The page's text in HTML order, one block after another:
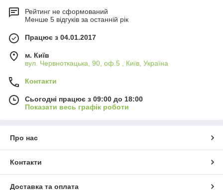
Рейтинг не сформований
Менше 5 відгуків за останній рік
Працює з 04.01.2017
м. Київ
вул. Червноткацька, 90, оф.5 , Київ, Україна
Контакти
Сьогодні працює з 09:00 до 18:00
Показати весь графік роботи
Про нас
Контакти
Доставка та оплата